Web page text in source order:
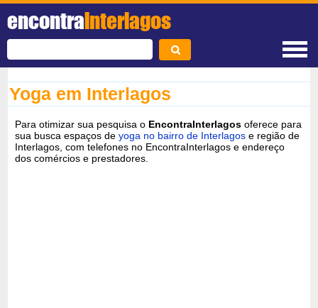
encontraInterlagos
Yoga em Interlagos
Para otimizar sua pesquisa o EncontraInterlagos oferece para
sua busca espaços deyoga no bairro de Interlagos e região de
Interlagos, com telefones no EncontraInterlagos e endereço
dos comércios e prestadores.